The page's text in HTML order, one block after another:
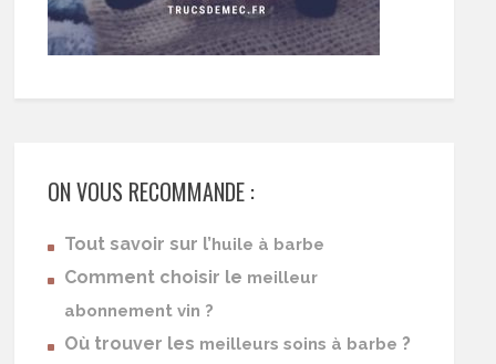
ON VOUS RECOMMANDE :
Tout savoir sur l’huile à barbe
Comment choisir le meilleur
abonnement vin ?
Où trouver les meilleurs soins à barbe ?